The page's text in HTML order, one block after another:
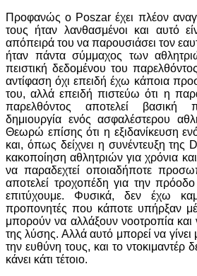
Προφανώς ο Poszar έχει πλέον
τους ήταν λανθασμένοι και αυτό
απόπειρά του να παρουσιάσει τον
ήταν πάντα σύμμαχος των
πειστική δεδομένου του
αντίφαση όχι επειδή έχω κάποια
του, αλλά επειδή πιστεύω ότι η
παρελθόντος αποτελεί βασική
δημιουργία ενός ασφαλέστερου
Θεωρώ επίσης ότι η εξιδανίκευση
και, όπως δείχνει η συνέντευξη της
κακοποίηση αθλητριών για χρόνια
να παραδεχτεί οποιαδήποτε
αποτελεί τροχοπέδη για την
επιτύχουμε. Φυσικά, δεν έχω
προπονητές που κάποτε υπήρξαν
μπορούν να αλλάξουν νοοτροπία
της λύσης. Αλλά αυτό μπορεί να
την ευθύνη τους, και το ντοκιμαντέρ
κάνει κάτι τέτοιο.